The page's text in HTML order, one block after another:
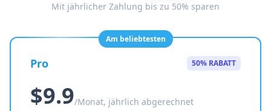
Mit jährlicher Zahlung bis zu 50% sparen
Am beliebtesten
Pro 50% RABATT
$9.9/Monat, jährlich abgerechnet